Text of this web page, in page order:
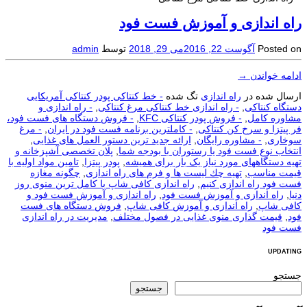
راه اندازی و آموزش فست فود
Posted on آگوست 22, 2016 می 29, 2018 توسط admin
ادامه خواندن →
ارسال شده در راه اندازی تگ شده - خط کنتاکی پودر کنتاکی آمریکایی
دستگاه کنتاکی, - راه اندازی خط کنتاکی مرغ کنتاکی, - راه اندازی و
مشاوره کامل, - فروش پودر کنتاکی KFC , - فروش دستگاه های فست فود،
فر پیتزا و سرخ کن کنتاکی, - کاملترین برنامه فست فود در ایران, - مرغ
سوخاری, - مشاوره رایگان, ارائه جدید ترین دستور العمل های غذایی,
انتخاب نوع فست فود یا رستوران با بودجه شما, پلان تخصصی آشپزخانه و
تهیه دستگاههای مورد نیاز یک بار برای همیشه, پودر پیتزا, تامین مواد اولیه با
قیمت مناسب, تهیه چك لیست ها و فرم های راه اندازی, چگونه مغازه
فست فود راه اندازی کنیم, راه اندازی کافی شاپ با کامل ترین منوی روز
دنیا, راه اندازی و آموزش فست فود, راه اندازی و آموزش فست فود و
کافی شاپ, راه اندازی و آموزش کافی شاپ, فروش دستگاه های فست
فود, قیمت گذاری منوی غذایی در فصول مختلف, مدیریت در راه اندازی
فست فود
UPDATING
جستجو
جستجو